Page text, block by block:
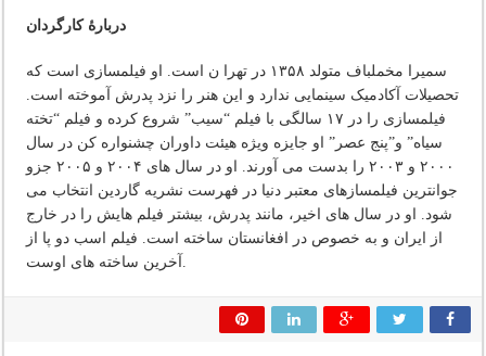
دربارۀ کارگردان
سمیرا مخملباف متولد ۱۳۵۸ در تهرا ن است. او فیلمسازی است که
تحصیلات آکادمیک سینمایی ندارد و این هنر را نزد پدرش آموخته است.
فیلمسازی را در ۱۷ سالگی با فیلم “سیب” شروع کرده و فیلم “تخته
سیاه” و”پنج عصر” او جایزه ویژه هیئت داوران چشنواره کن در سال
۲۰۰۰ و ۲۰۰۳ را بدست می آورند. او در سال های ۲۰۰۴ و ۲۰۰۵ جزو
جوانترین فیلمسازهای معتبر دنیا در فهرست نشریه گاردین انتخاب می
شود. او در سال های اخیر، مانند پدرش، بیشتر فیلم هایش را در خارج
از ایران و به خصوص در افغانستان ساخته است. فیلم اسب دو پا از